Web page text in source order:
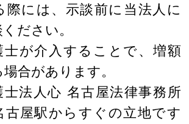
際には、示談前に当法人に
ださい。
士が介入することで、増額
合があります。
士法人心 名古屋法律事務所
古屋駅からすぐの立地です